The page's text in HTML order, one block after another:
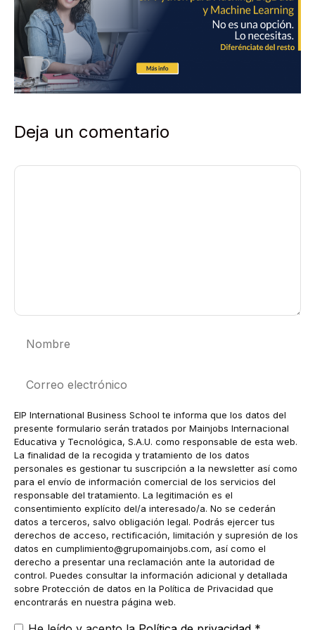
Deja un comentario
Comentario
electrónico
EIP International Business School te informa que los datos del
presente formulario serán tratados por Mainjobs Internacional
Educativa y Tecnológica, S.A.U. como responsable de esta web.
La finalidad de la recogida y tratamiento de los datos
personales es gestionar tu suscripción a la newsletter así como
para el envío de información comercial de los servicios del
responsable del tratamiento. La legitimación es el
consentimiento explícito del/a interesado/a. No se cederán
datos a terceros, salvo obligación legal. Podrás ejercer tus
derechos de acceso, rectificación, limitación y supresión de los
datos en cumplimiento@grupomainjobs.com, así como el
derecho a presentar una reclamación ante la autoridad de
control. Puedes consultar la información adicional y detallada
sobre Protección de datos en la Política de Privacidad que
encontrarás en nuestra página web.